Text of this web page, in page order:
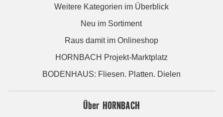
Weitere Kategorien im Überblick
Neu im Sortiment
Raus damit im Onlineshop
HORNBACH Projekt-Marktplatz
BODENHAUS: Fliesen. Platten. Dielen
Über HORNBACH